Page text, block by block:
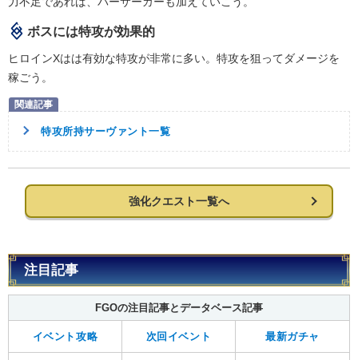
ボスには特攻が効果的
ヒロインXはは有効な特攻が非常に多い。特攻を狙ってダメージを
稼ごう。
特攻所持サーヴァント一覧
強化クエスト一覧へ
注目記事
FGOの注目記事とデータベース記事
イベント攻略 次回イベント 最新ガチャ